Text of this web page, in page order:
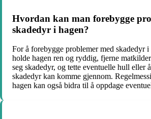
Hvordan kan man forebygge
skadedyr i hagen?
For å forebygge problemer med skadedyr
holde hagen ren og ryddig, fjerne
seg skadedyr, og tette eventuelle hull eller
skadedyr kan komme gjennom.
hagen kan også bidra til å oppdage